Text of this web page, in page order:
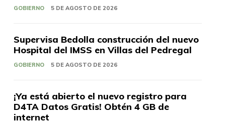
GOBIERNO 5 DE AGOSTO DE 2026
Supervisa Bedolla construcción del nuevo
Hospital del IMSS en Villas del Pedregal
GOBIERNO 5 DE AGOSTO DE 2026
¡Ya está abierto el nuevo registro para
D4TA Datos Gratis! Obtén 4 GB de
internet